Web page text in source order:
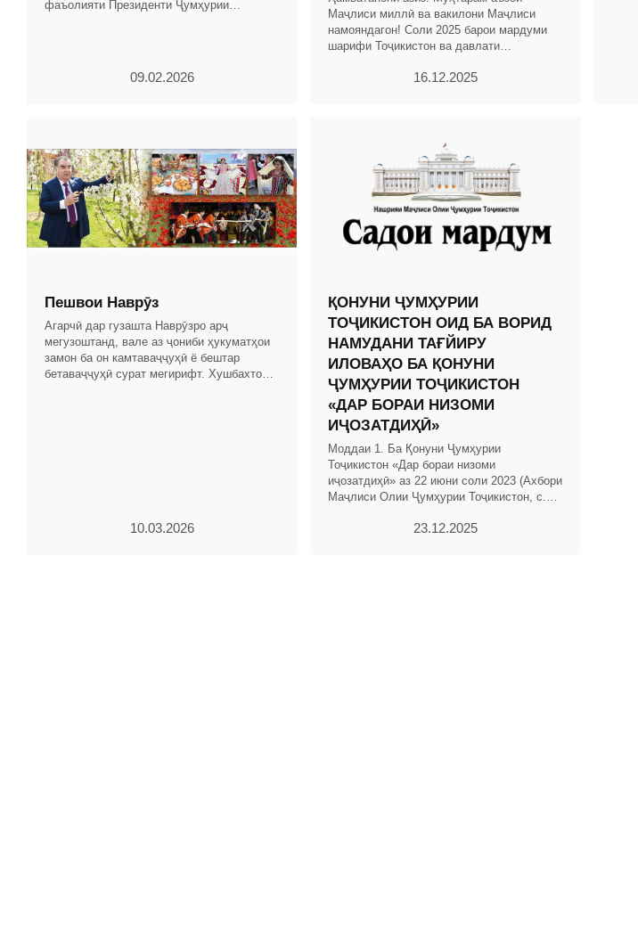
фаъолияти Президенти Ҷумҳурии
09.02.2026
Маҷлиси миллӣ ва вакилони Маҷлиси
намояндагон! Соли 2025 барои мардуми
шарифи Тоҷикистон ва давлати
назаррас ва рӯйдодҳои
16.12.2025
Пешвои Наврӯз
Агарчӣ дар гузашта Наврӯзро арҷ
мегузоштанд, вале аз ҷониби ҳукуматҳои
замон ба он камтаваҷҷуҳӣ ё бештар
бетаваҷҷуҳӣ сурат мегирифт. Хушбахтона,
10.03.2026
ҚОНУНИ ҶУМҲУРИИ
ТОҶИКИСТОН ОИД БА ВОРИД
НАМУДАНИ ТАҒЙИРУ
ИЛОВАҲО БА ҚОНУНИ
ҶУМҲУРИИ ТОҶИКИСТОН
«ДАР БОРАИ НИЗОМИ
ИҶОЗАТДИҲӢ»
Моддаи 1. Ба Қонуни Ҷумҳурии
Тоҷикистон «Дар бораи низоми
иҷозатдиҳӣ» аз 22 июни соли 2023 (Ахбори
Маҷлиси Олии Ҷумҳурии Тоҷикистон, с.
2024, №5-6, мод. 257;23.12.2025